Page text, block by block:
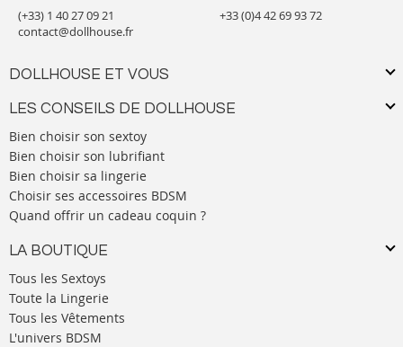
(+33) 1 40 27 09 21
contact@dollhouse.fr
DOLLHOUSE ET VOUS
LES CONSEILS DE DOLLHOUSE
Bien choisir son sextoy
Bien choisir son lubrifiant
Bien choisir sa lingerie
Choisir ses accessoires BDSM
Quand offrir un cadeau coquin ?
LA BOUTIQUE
Tous les Sextoys
Toute la Lingerie
Tous les Vêtements
L'univers BDSM
+33 (0)4 42 69 93 72